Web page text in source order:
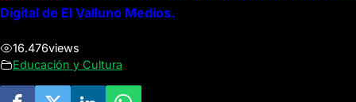
Digital de El Valluno Medios.
16.476views
Educación y Cultura